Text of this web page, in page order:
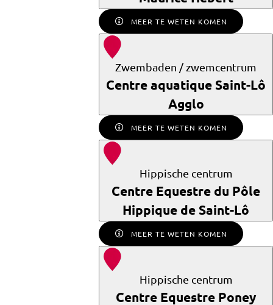
MEER TE WETEN KOMEN
Zwembaden / zwemcentrum
Centre aquatique Saint-Lô
Agglo
MEER TE WETEN KOMEN
Hippische centrum
Centre Equestre du Pôle
Hippique de Saint-Lô
MEER TE WETEN KOMEN
Hippische centrum
Centre Equestre Poney